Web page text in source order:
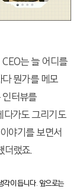
는 늘 어디를
뭔가를 메모
터뷰를
다가도 그리기도
야기를 보면서
더랬죠.
각이 듭니다. 앞으로는